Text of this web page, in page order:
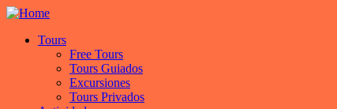
Tours
Free Tours
Tours Guiados
Excursiones
Tours Privados